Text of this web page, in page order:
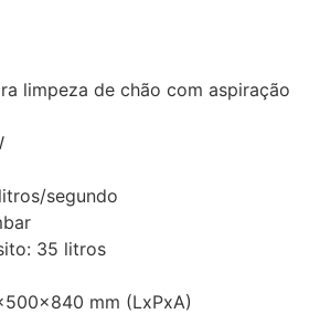
limpeza de chão com aspiração
segundo
35 litros
mm (LxPxA)